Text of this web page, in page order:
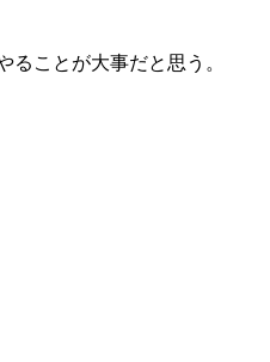
ることが大事だと思う。